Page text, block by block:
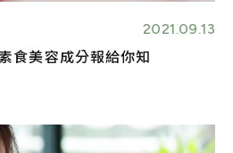
2021.09.13
食美容成分報給你知